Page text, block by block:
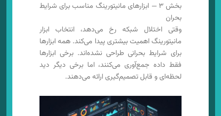
بخش ۳ — ابزارهای مانیتورینگ مناسب برای شرایط
بحران
وقتی اختلال شبکه رخ می‌دهد، انتخاب ابزار
مانیتورینگ اهمیت بیشتری پیدا می‌کند. همه ابزارها
برای شرایط بحرانی طراحی نشده‌اند. برخی ابزارها
فقط داده جمع‌آوری می‌کنند، اما برخی دیگر دید
لحظه‌ای و قابل تصمیم‌گیری ارائه می‌دهند.